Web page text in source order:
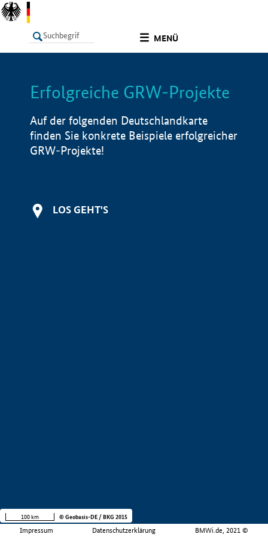
MENÜ
LISTE Info
Erfolgreiche GRW-Projekte
Auf der folgenden Deutschlandkarte
finden Sie konkrete Beispiele erfolgreicher
GRW-Projekte!
LOS GEHT'S
Impressum Datenschutzerklärung BMWi.de, 2021 ©
100 km © Geobasis-DE / BKG 2015